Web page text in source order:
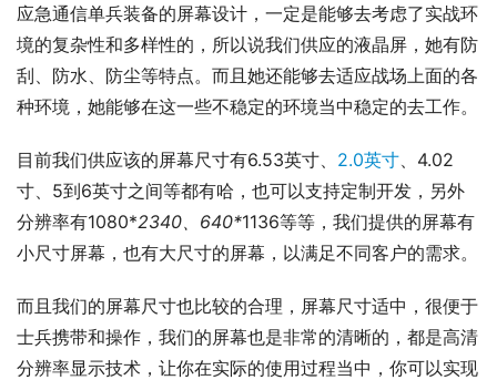
应急通信单兵装备的屏幕设计，一定是能够去考虑了实战环
境的复杂性和多样性的，所以说我们供应的液晶屏，她有防
刮、防水、防尘等特点。而且她还能够去适应战场上面的各
种环境，她能够在这一些不稳定的环境当中稳定的去工作。
目前我们供应该的屏幕尺寸有6.53英寸、 2.0英寸 、4.02
寸、5到6英寸之间等都有哈，也可以支持定制开发，另外
分辨率有1080*2340、640*1136等等，我们提供的屏幕有
小尺寸屏幕，也有大尺寸的屏幕，以满足不同客户的需求。
而且我们的屏幕尺寸也比较的合理，屏幕尺寸适中，很便于
士兵携带和操作，我们的屏幕也是非常的清晰的，都是高清
分辨率显示技术，让你在实际的使用过程当中，你可以实现